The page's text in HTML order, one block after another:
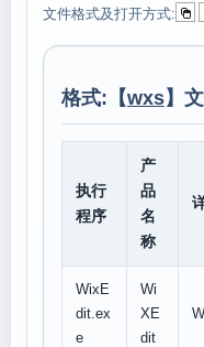
文件格式及打开方式:
格式:【wxs】
执行
程序
产
品
名
称
WixE
dit.ex
e
Wi
XE
dit